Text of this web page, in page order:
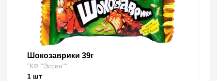
Шокозаврики 39г
"КФ "Эссен""
1 шт